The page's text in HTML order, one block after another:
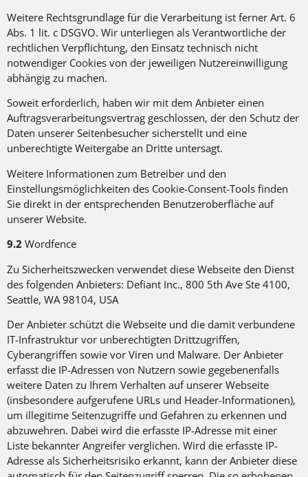
Weitere Rechtsgrundlage für die Verarbeitung ist ferner Art. 6
Abs. 1 lit. c DSGVO. Wir unterliegen als Verantwortliche der
rechtlichen Verpflichtung, den Einsatz technisch nicht
notwendiger Cookies von der jeweiligen Nutzereinwilligung
abhängig zu machen.
Soweit erforderlich, haben wir mit dem Anbieter einen
Auftragsverarbeitungsvertrag geschlossen, der den Schutz der
Daten unserer Seitenbesucher sicherstellt und eine
unberechtigte Weitergabe an Dritte untersagt.
Weitere Informationen zum Betreiber und den
Einstellungsmöglichkeiten des Cookie-Consent-Tools finden
Sie direkt in der entsprechenden Benutzeroberfläche auf
unserer Website.
9.2 Wordfence
Zu Sicherheitszwecken verwendet diese Webseite den Dienst
des folgenden Anbieters: Defiant Inc., 800 5th Ave Ste 4100,
Seattle, WA 98104, USA
Der Anbieter schützt die Webseite und die damit verbundene
IT-Infrastruktur vor unberechtigten Drittzugriffen,
Cyberangriffen sowie vor Viren und Malware. Der Anbieter
erfasst die IP-Adressen von Nutzern sowie gegebenenfalls
weitere Daten zu Ihrem Verhalten auf unserer Webseite
(insbesondere aufgerufene URLs und Header-Informationen),
um illegitime Seitenzugriffe und Gefahren zu erkennen und
abzuwehren. Dabei wird die erfasste IP-Adresse mit einer
Liste bekannter Angreifer verglichen. Wird die erfasste IP-
Adresse als Sicherheitsrisiko erkannt, kann der Anbieter diese